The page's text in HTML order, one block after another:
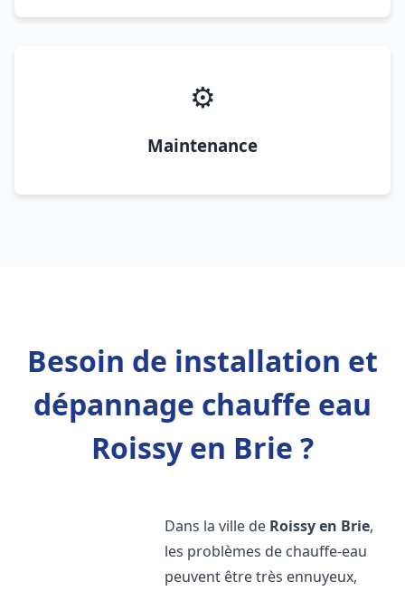
⚙️
Maintenance
Besoin de installation et
dépannage chauffe eau
Roissy en Brie ?
Dans la ville de Roissy en Brie,
les problèmes de chauffe-eau
peuvent être très ennuyeux,